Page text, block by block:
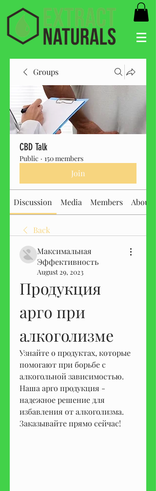
Groups
CBD Talk
Public · 150 members
Join
Discussion Media Members About
Back
Максимальная
Эффективность
August 29, 2023
Продукция
арго при
алкоголизме
Узнайте о продуктах, которые
помогают при борьбе с
алкогольной зависимостью.
Наша арго продукция -
надежное решение для
избавления от алкоголизма.
Заказывайте прямо сейчас!